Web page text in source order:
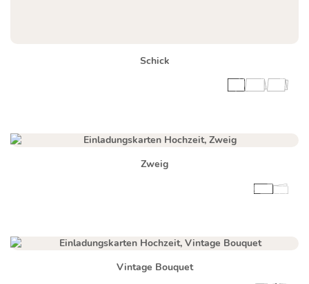
Schick
Zweig
Vintage Bouquet